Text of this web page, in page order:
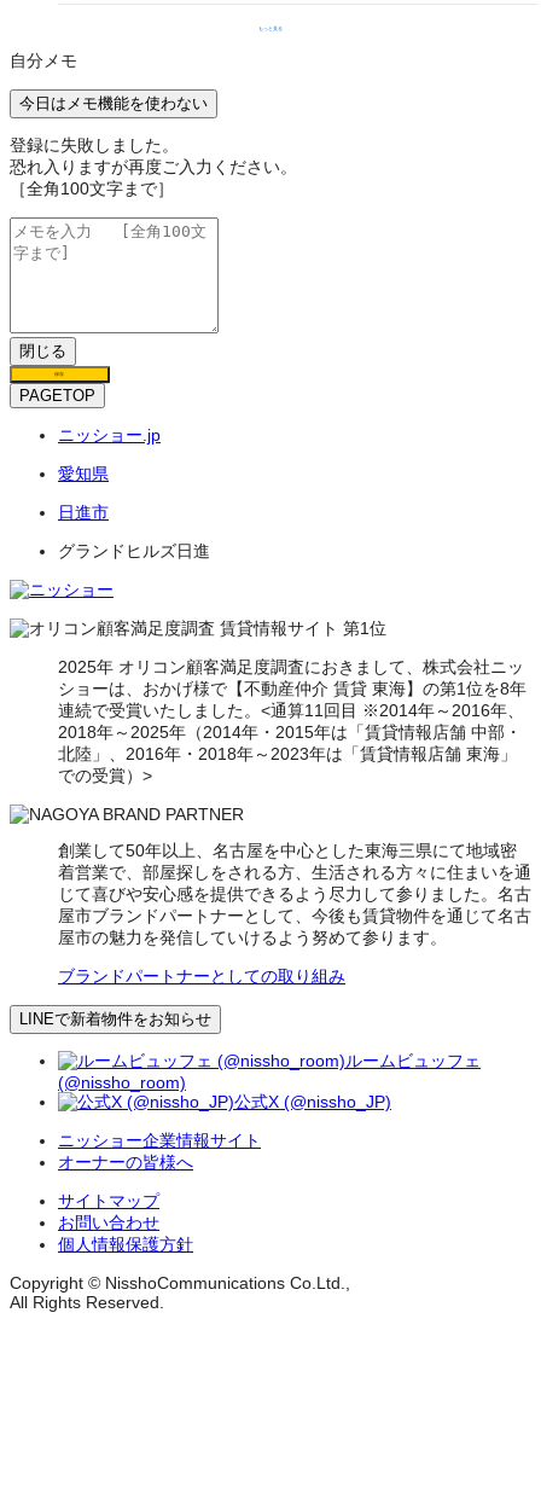
もっと見る
自分メモ
今日はメモ機能を使わない
登録に失敗しました。
恐れ入りますが再度ご入力ください。
［全角100文字まで］
閉じる
保存
PAGETOP
ニッショー.jp
愛知県
日進市
グランドヒルズ日進
2025年 オリコン顧客満足度調査におきまして、株式会社ニッ
ショーは、おかげ様で【不動産仲介 賃貸 東海】の第1位を8年
連続で受賞いたしました。<通算11回目 ※2014年～2016年、
2018年～2025年（2014年・2015年は「賃貸情報店舗 中部・
北陸」、2016年・2018年～2023年は「賃貸情報店舗 東海」
での受賞）>
創業して50年以上、名古屋を中心とした東海三県にて地域密
着営業で、部屋探しをされる方、生活される方々に住まいを通
じて喜びや安心感を提供できるよう尽力して参りました。名古
屋市ブランドパートナーとして、今後も賃貸物件を通じて名古
屋市の魅力を発信していけるよう努めて参ります。
ブランドパートナーとしての取り組み
LINEで新着物件をお知らせ
ルームビュッフェ
(@nissho_room)
公式X (@nissho_JP)
ニッショー企業情報サイト
オーナーの皆様へ
サイトマップ
お問い合わせ
個人情報保護方針
Copyright © NisshoCommunications Co.Ltd.,
All Rights Reserved.